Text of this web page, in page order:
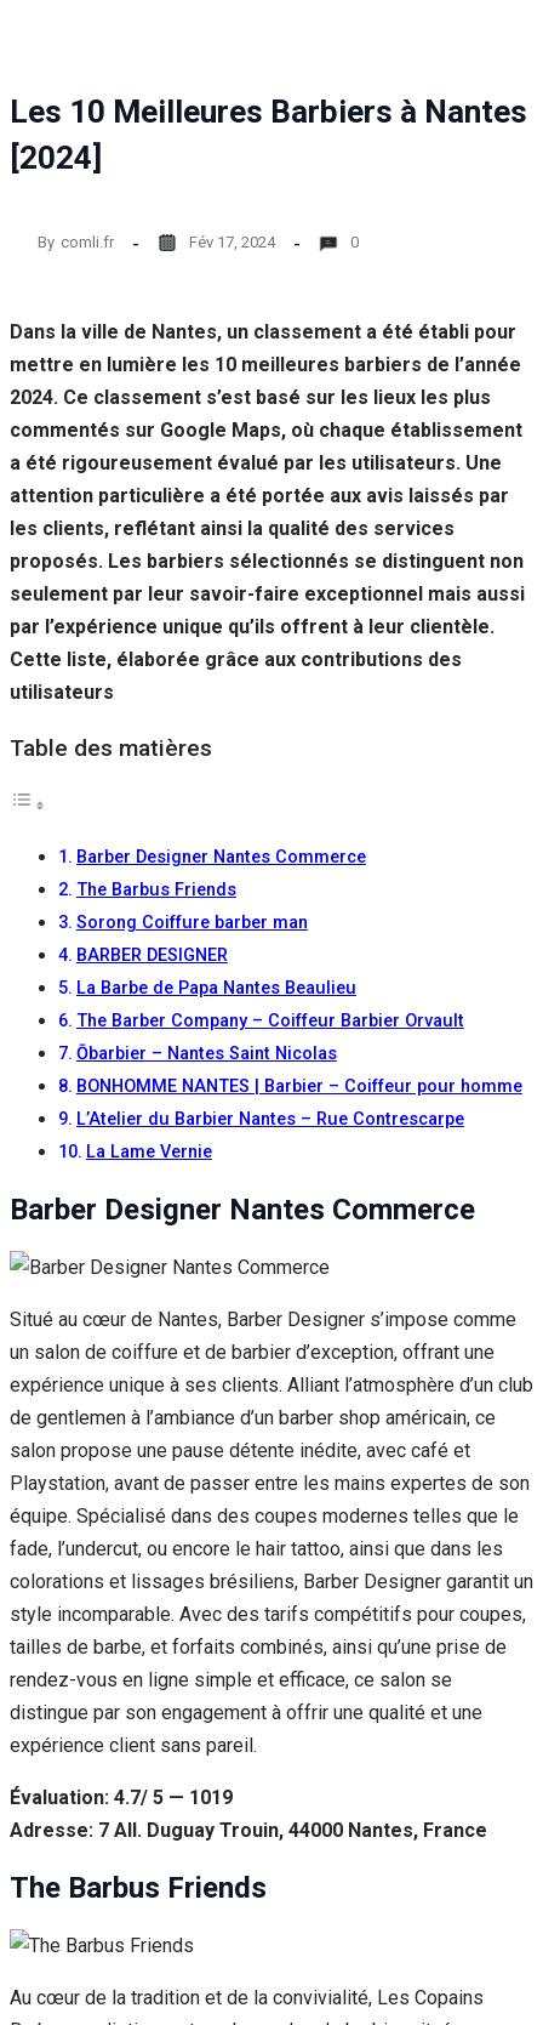
Les 10 Meilleures Barbiers à Nantes
[2024]
By comli.fr Fév 17, 2024 0
Dans la ville de Nantes, un classement a été établi pour
mettre en lumière les 10 meilleures barbiers de l’année
2024. Ce classement s’est basé sur les lieux les plus
commentés sur Google Maps, où chaque établissement
a été rigoureusement évalué par les utilisateurs. Une
attention particulière a été portée aux avis laissés par
les clients, reflétant ainsi la qualité des services
proposés. Les barbiers sélectionnés se distinguent non
seulement par leur savoir-faire exceptionnel mais aussi
par l’expérience unique qu’ils offrent à leur clientèle.
Cette liste, élaborée grâce aux contributions des
utilisateurs
Table des matières
Barber Designer Nantes Commerce
The Barbus Friends
Sorong Coiffure barber man
BARBER DESIGNER
La Barbe de Papa Nantes Beaulieu
The Barber Company – Coiffeur Barbier Orvault
Ōbarbier – Nantes Saint Nicolas
BONHOMME NANTES | Barbier – Coiffeur pour homme
L’Atelier du Barbier Nantes – Rue Contrescarpe
La Lame Vernie
Barber Designer Nantes Commerce
Situé au cœur de Nantes, Barber Designer s’impose comme
un salon de coiffure et de barbier d’exception, offrant une
expérience unique à ses clients. Alliant l’atmosphère d’un club
de gentlemen à l’ambiance d’un barber shop américain, ce
salon propose une pause détente inédite, avec café et
Playstation, avant de passer entre les mains expertes de son
équipe. Spécialisé dans des coupes modernes telles que le
fade, l’undercut, ou encore le hair tattoo, ainsi que dans les
colorations et lissages brésiliens, Barber Designer garantit un
style incomparable. Avec des tarifs compétitifs pour coupes,
tailles de barbe, et forfaits combinés, ainsi qu’une prise de
rendez-vous en ligne simple et efficace, ce salon se
distingue par son engagement à offrir une qualité et une
expérience client sans pareil.
Évaluation: 4.7/ 5 — 1019
Adresse: 7 All. Duguay Trouin, 44000 Nantes, France
The Barbus Friends
Au cœur de la tradition et de la convivialité, Les Copains
de la façon
dont le site
Web est
utilisé.
Experience
aussi bien que
possible lors
de votre visite.
Si vous
refusez ces
cookies,
certaines
fonctionnalités
disparaîtront
du site Web.
Marketing
En partageant
votre
lorsque vous
augmentez les
voir du
contenu et des
personnalisés.